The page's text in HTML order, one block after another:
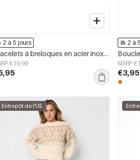
2 à 5 jours
Bracelets à breloques en acier inoxydable, style cercle, collection Daily Simple, bijoux pour femmes
€19,99
2 à
MSRP
€3,95
Entrepôt de l'UE